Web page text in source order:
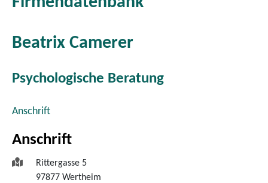
Beatrix Camerer
Psychologische Beratung
Anschrift
Anschrift
Rittergasse 5
97877 Wertheim